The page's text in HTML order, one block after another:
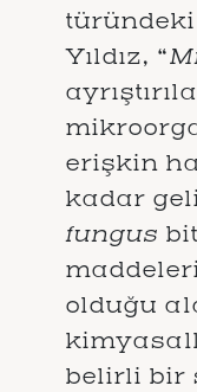
türündeki
Yıldız, “
erişkin
kadar
fungus
olduğu
belirli bir